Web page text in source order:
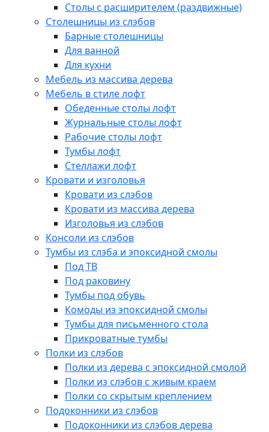
Столы с расширителем (раздвижные)
Столешницы из слэбов
Барные столешницы
Для ванной
Для кухни
Мебель из массива дерева
Мебель в стиле лофт
Обеденные столы лофт
Журнальные столы лофт
Рабочие столы лофт
Тумбы лофт
Стеллажи лофт
Кровати и изголовья
Кровати из слэбов
Кровати из массива дерева
Изголовья из слэбов
Консоли из слэбов
Тумбы из слэба и эпоксидной смолы
Под ТВ
Под раковину
Тумбы под обувь
Комоды из эпоксидной смолы
Тумбы для письменного стола
Прикроватные тумбы
Полки из слэбов
Полки из дерева с эпоксидной смолой
Полки из слэбов с живым краем
Полки со скрытым креплением
Подоконники из слэбов
Подоконники из слэбов дерева